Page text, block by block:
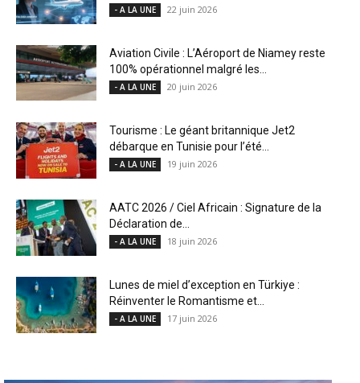
- A LA UNE 22 juin 2026
Aviation Civile : L’Aéroport de Niamey reste
100% opérationnel malgré les...
- A LA UNE 20 juin 2026
Tourisme : Le géant britannique Jet2
débarque en Tunisie pour l’été...
- A LA UNE 19 juin 2026
AATC 2026 / Ciel Africain : Signature de la
Déclaration de...
- A LA UNE 18 juin 2026
Lunes de miel d’exception en Türkiye :
Réinventer le Romantisme et...
- A LA UNE 17 juin 2026